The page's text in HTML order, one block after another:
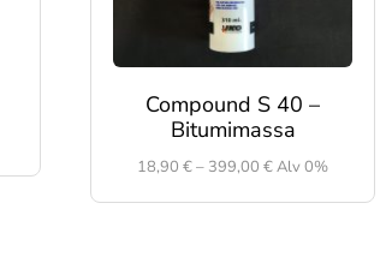
Compound S 40 –
Bitumimassa
18,90€– 399,00€Hintaluokka:
Alv 0%